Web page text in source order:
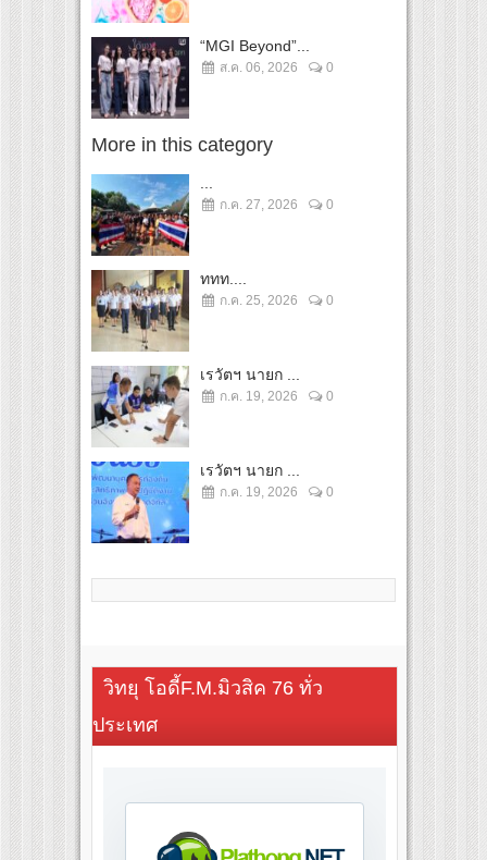
“MGI Beyond”...
ส.ค. 06, 2026 0
More in this category
ก.ค. 27, 2026 0
ททท....
ก.ค. 25, 2026 0
เรวัตฯ นายก ...
ก.ค. 19, 2026 0
เรวัตฯ นายก ...
ก.ค. 19, 2026 0
วิทยุ โอดี้F.M.มิวสิค 76 ทั่ว
ประเทศ